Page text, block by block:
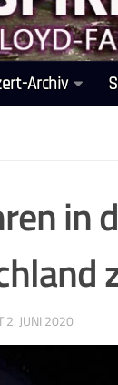
Archiv
in
2. JUNI 2020